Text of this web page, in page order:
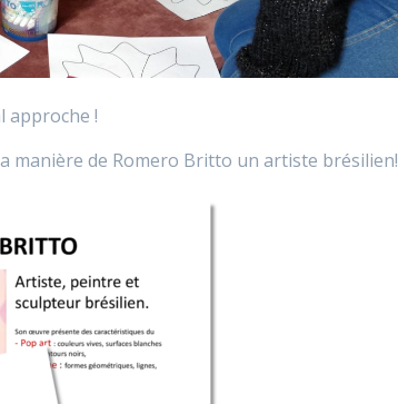
approche !
manière de Romero Britto un artiste brésilien!